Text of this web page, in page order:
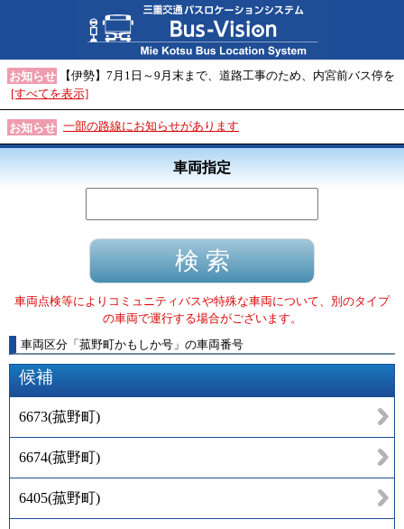
お知らせ
【伊勢】7月1日～9月末まで、道路工事のため、内宮前バス停を
[すべてを表示]
お知らせ 一部の路線にお知らせがあります
車両指定
車両点検等によりコミュニティバスや特殊な車両について、別のタイプ
の車両で運行する場合がございます。
車両区分 「 菰野町かもしか号 」 の車両番号
候補
6673(菰野町)
6674(菰野町)
6405(菰野町)